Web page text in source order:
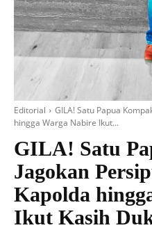
Editorial
GILA! Satu Papua
hingga Warga Nabire Ikut...
GILA! Satu
Jagokan
Kapolda
Ikut Kasih